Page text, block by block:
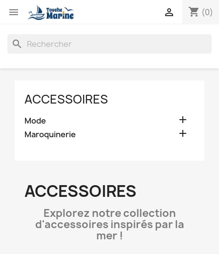
 shopping_cart (0)

search
ACCESSOIRES
Mode 
Maroquinerie 
ACCESSOIRES
Explorez notre collection
d'accessoires inspirés par la
mer !